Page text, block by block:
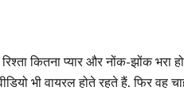
कितना प्यार और नोंक-झोंक भरा
भी वायरल होते रहते हैं. फिर वह